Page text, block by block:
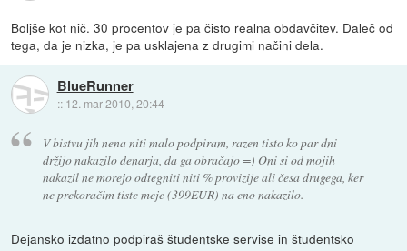
Boljše kot nič. 30 procentov je pa čisto realna obdavčitev. Daleč od
tega, da je nizka, je pa usklajena z drugimi načini dela.
BlueRunner
:: 12. mar 2010, 20:44
V bistvu jih nena niti malo podpiram, razen tisto ko par dni
držijo nakazilo denarja, da ga obračajo =) Oni si od mojih
nakazil ne morejo odtegniti niti % provizije ali česa drugega, ker
ne prekoračim tiste meje (399EUR) na eno nakazilo.
Dejansko izdatno podpiraš študentske servise in študentsko